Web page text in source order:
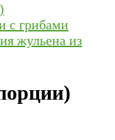
с грибами
жульена из